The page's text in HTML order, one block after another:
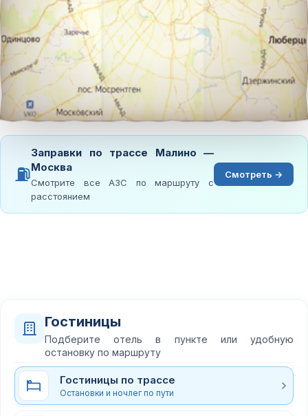
⛽
Заправки по трассе Малино —
Москва
Смотрите все АЗС по маршруту с
расстоянием
Смотреть →
Гостиницы
Подберите отель в пункте или удобную
остановку по маршруту
Гостиницы по трассе
Остановки и ночлег по пути